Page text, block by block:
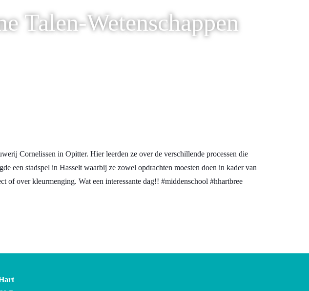
Talen-Wetenschappen
Cornelissen in Opitter. Hier leerden ze over de verschillende processen die
een stadspel in Hasselt waarbij ze zowel opdrachten moesten doen in kader van
of over kleurmenging. Wat een interessante dag!! #middenschool #hhartbree